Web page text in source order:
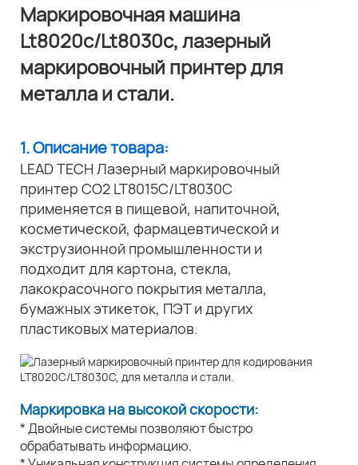
Маркировочная машина
Lt8020c/Lt8030c, лазерный
маркировочный принтер для
металла и стали.
1. Описание товара:
LEAD TECH Лазерный маркировочный
принтер CO2 LT8015C/LT8030C
применяется в пищевой, напиточной,
косметической, фармацевтической и
экструзионной промышленности и
подходит для картона, стекла,
лакокрасочного покрытия металла,
бумажных этикеток, ПЭТ и других
пластиковых материалов.
Маркировка на высокой скорости:
* Двойные системы позволяют быстро
обрабатывать информацию.